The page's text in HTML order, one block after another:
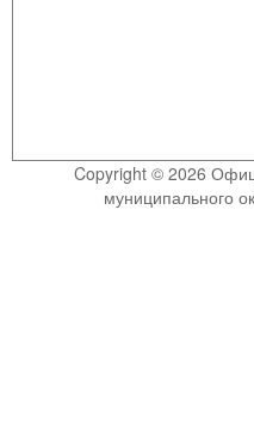
Copyright © 2026
муниципального